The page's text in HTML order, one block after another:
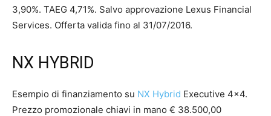
3,90%. TAEG 4,71%. Salvo approvazione Lexus Financial
Services. Offerta valida fino al 31/07/2016.
NX HYBRID
Esempio di finanziamento su NX Hybrid Executive 4×4.
Prezzo promozionale chiavi in mano € 38.500,00